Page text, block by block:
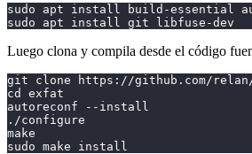
sudo apt install build-essential
sudo apt install git libfuse-dev
Luego clona y compila desde el código
git clone https://github.com/
cd exfat
autoreconf --install
./configure
make
sudo make install